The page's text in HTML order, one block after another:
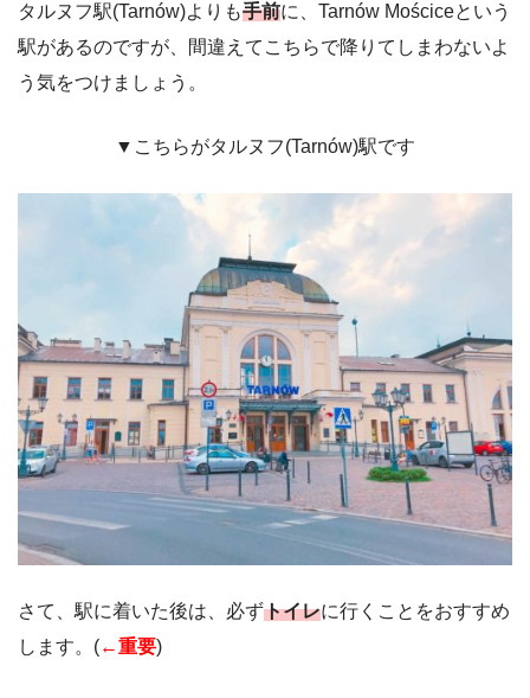
タルヌフ駅(Tarnów)よりも手前に、Tarnów Mościceという
駅があるのですが、
間違えてこちらで降りてしまわないよ
う気をつけましょう。
▼こちらがタルヌフ(Tarnów)駅です
さて、駅に着いた後は、必ずトイレに行くことをおすすめ
します。(←重要)